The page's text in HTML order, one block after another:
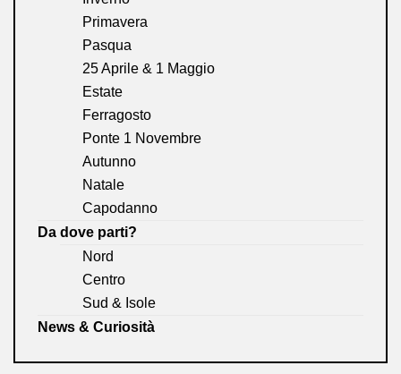
Primavera
Pasqua
25 Aprile & 1 Maggio
Estate
Ferragosto
Ponte 1 Novembre
Autunno
Natale
Capodanno
Da dove parti?
Nord
Centro
Sud & Isole
News & Curiosità